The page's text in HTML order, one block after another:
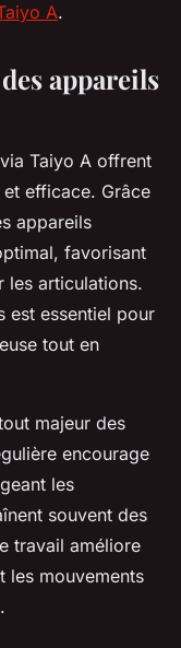
A.
appareils
Taiyo A offrent
efficace. Grâce
appareils
favorisant
les articulations.
est essentiel pour
tout en
majeur des
encourage
les
souvent des
travail améliore
les mouvements